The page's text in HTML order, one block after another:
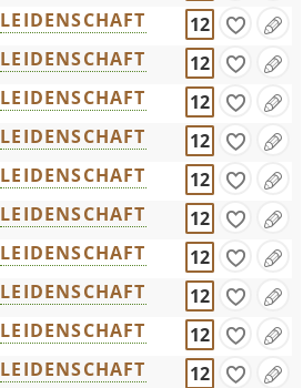
LEIDENSCHAFT
12
LEIDENSCHAFT
12
LEIDENSCHAFT
12
LEIDENSCHAFT
12
LEIDENSCHAFT
12
LEIDENSCHAFT
12
LEIDENSCHAFT
12
LEIDENSCHAFT
12
LEIDENSCHAFT
12
LEIDENSCHAFT
12